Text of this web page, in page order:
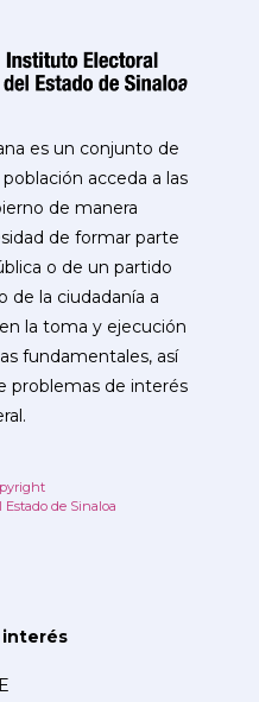
es un conjunto de
acceda a las
de manera
de formar parte
o de un partido
de la ciudadanía a
la toma y ejecución
fundamentales, así
problemas de interés
de Sinaloa
interés